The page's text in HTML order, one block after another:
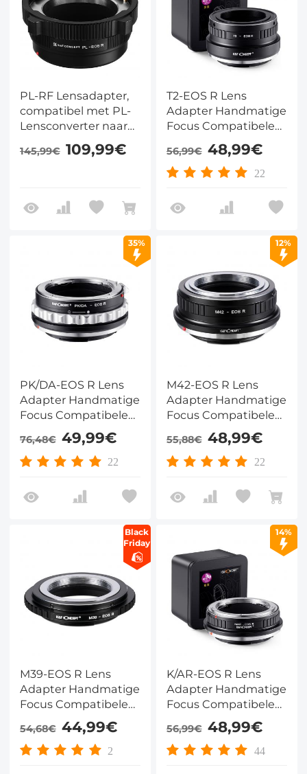
PL-RF Lensadapter,
compatibel met PL-
Lensconverter naar
RF Camera's
145,99€ 109,99€
T2-EOS R Lens
Adapter Handmatige
Focus Compatibele
T2 Serie Lenzen voor
Canon EOS R
Camera Lichaam
56,99€ 48,99€
22
35%
PK/DA-EOS R Lens
Adapter Handmatige
Focus Compatibele
Pentax (PK/DA)
Lenzen voor Canon
EOS R Camera
76,48€ 49,99€
22
12%
M42-EOS R Lens
Adapter Handmatige
Focus Compatibele
M42 Lenzen voor
Canon EOS R
Camera Lichaam
55,88€ 48,99€
22
Black
Friday
M39-EOS R Lens
Adapter Handmatige
Focus Compatibele
M39 Lenzen voor
Canon EOS R
Camera Lichaam
54,68€ 44,99€
2
14%
K/AR-EOS R Lens
Adapter Handmatige
Focus Compatibele
Konica Serie Lenzen
voor Canon EOS R
Camera Lichaam
56,99€ 48,99€
44